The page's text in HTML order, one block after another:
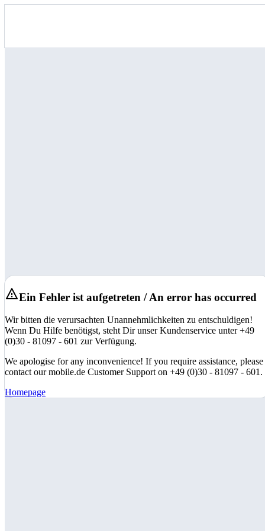
Ein Fehler ist aufgetreten / An error has occurred
Wir bitten die verursachten Unannehmlichkeiten zu entschuldigen!
Wenn Du Hilfe benötigst, steht Dir unser Kundenservice unter +49
(0)30 - 81097 - 601 zur Verfügung.
We apologise for any inconvenience! If you require assistance, please
contact our mobile.de Customer Support on +49 (0)30 - 81097 - 601.
Homepage